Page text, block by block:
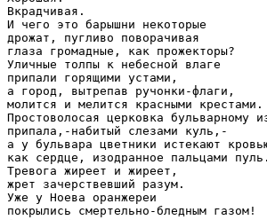
Вкрадчивая.
И чего это барышни некоторые
дрожат, пугливо поворачивая
глаза громадные, как прожекторы?
Уличные толпы к небесной влаге
припали горящими устами,
а город, вытрепав ручонки-флаги,
молится и мелится красными крестами.
Простоволосая церковка бульварному
припала,-набитый слезами куль,-
а у бульвара цветники истекают
как сердце, изодранное пальцами пуль.
Тревога жиреет и жиреет,
жрет зачерствевший разум.
Уже у Ноева оранжереи
покрылись смертельно-бледным газом!